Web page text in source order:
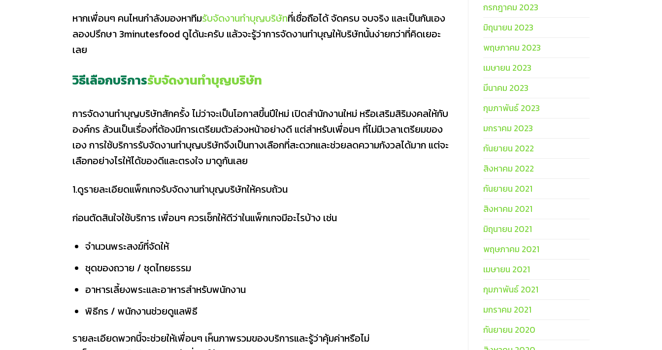
หากเพื่อนๆ คนไหนกำลังมองหาทีมรับจัดงานทําบุญบริษัทที่เชื่อถือได้ จัดครบ จบจริง และเป็นกันเอง
ลองปรึกษา 3minutesfood ดูได้นะครับ แล้วจะรู้ว่าการจัดงานทำบุญให้บริษัทนั้นง่ายกว่าที่คิดเยอะ
เลย
วิธีเลือกบริการรับจัดงานทําบุญบริษัท
การจัดงานทำบุญบริษัทสักครั้ง ไม่ว่าจะเป็นโอกาสขึ้นปีใหม่ เปิดสำนักงานใหม่ หรือเสริมสิริมงคลให้กับ
องค์กร ล้วนเป็นเรื่องที่ต้องมีการเตรียมตัวล่วงหน้าอย่างดี แต่สำหรับเพื่อนๆ ที่ไม่มีเวลาเตรียมของ
เอง การใช้บริการรับจัดงานทําบุญบริษัทจึงเป็นทางเลือกที่สะดวกและช่วยลดความกังวลได้มาก แต่จะ
เลือกอย่างไรให้ได้ของดีและตรงใจ มาดูกันเลย
1.ดูรายละเอียดแพ็กเกจรับจัดงานทําบุญบริษัทให้ครบถ้วน
ก่อนตัดสินใจใช้บริการ เพื่อนๆ ควรเช็กให้ดีว่าในแพ็กเกจมีอะไรบ้าง เช่น
จำนวนพระสงฆ์ที่จัดให้
ชุดของถวาย / ชุดไทยธรรม
อาหารเลี้ยงพระและอาหารสำหรับพนักงาน
พิธีกร / พนักงานช่วยดูแลพิธี
รายละเอียดพวกนี้จะช่วยให้เพื่อนๆ เห็นภาพรวมของบริการและรู้ว่าคุ้มค่าหรือไม่
กรกฎาคม 2023
มิถุนายน 2023
พฤษภาคม 2023
เมษายน 2023
มีนาคม 2023
กุมภาพันธ์ 2023
มกราคม 2023
กันยายน 2022
สิงหาคม 2022
กันยายน 2021
สิงหาคม 2021
มิถุนายน 2021
พฤษภาคม 2021
เมษายน 2021
กุมภาพันธ์ 2021
มกราคม 2021
กันยายน 2020